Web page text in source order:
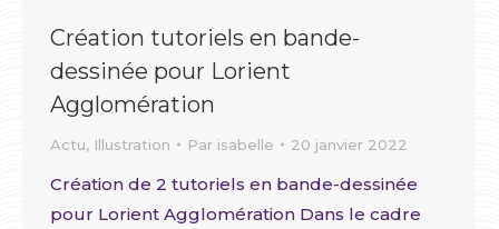
Création tutoriels en bande-
dessinée pour Lorient
Agglomération
Actu, Illustration Par isabelle 20 janvier 2022
Création de 2 tutoriels en bande-dessinée
pour Lorient Agglomération Dans le cadre